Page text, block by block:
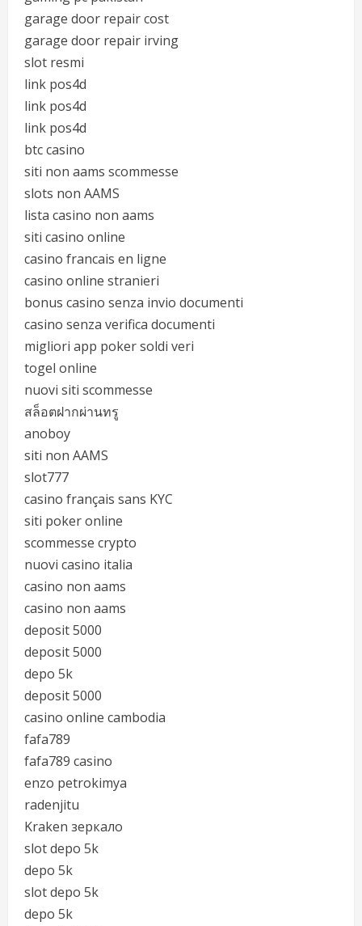
garage door repair cost
garage door repair irving
slot resmi
link pos4d
link pos4d
link pos4d
btc casino
siti non aams scommesse
slots non AAMS
lista casino non aams
siti casino online
casino francais en ligne
casino online stranieri
bonus casino senza invio documenti
casino senza verifica documenti
migliori app poker soldi veri
togel online
nuovi siti scommesse
สล็อตฝากผ่านทรู
anoboy
siti non AAMS
slot777
casino français sans KYC
siti poker online
scommesse crypto
nuovi casino italia
casino non aams
casino non aams
deposit 5000
deposit 5000
depo 5k
deposit 5000
casino online cambodia
fafa789
fafa789 casino
enzo petrokimya
radenjitu
Kraken зеркало
slot depo 5k
depo 5k
slot depo 5k
depo 5k